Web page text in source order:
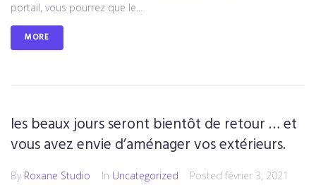
portail, vous pourrez que le...
MORE
les beaux jours seront bientôt de retour … et
vous avez envie d’aménager vos extérieurs.
By Roxane Studio In Uncategorized Posted février 3, 2021